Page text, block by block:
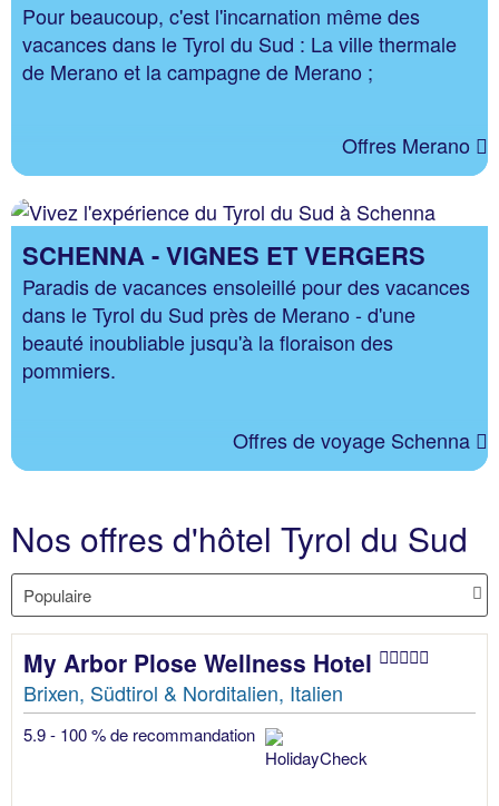
Pour beaucoup, c'est l'incarnation même des
vacances dans le Tyrol du Sud : La ville thermale
de Merano et la campagne de Merano ;
Offres Merano
SCHENNA - VIGNES ET VERGERS
Paradis de vacances ensoleillé pour des vacances
dans le Tyrol du Sud près de Merano - d'une
beauté inoubliable jusqu'à la floraison des
pommiers.
Offres de voyage Schenna
Nos offres d'hôtel Tyrol du Sud
My Arbor Plose Wellness Hotel
Brixen, Südtirol & Norditalien, Italien
5.9 - 100 % de recommandation